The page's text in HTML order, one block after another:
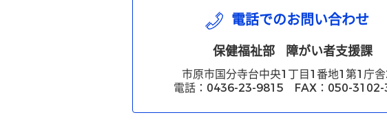
電話でのお問い合わせ
保健福祉部 障がい者支援課
市原市国分寺台中央1丁目1番地1第1庁
電話：0436-23-9815 FAX：050-3102-